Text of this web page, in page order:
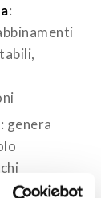
:
: genera